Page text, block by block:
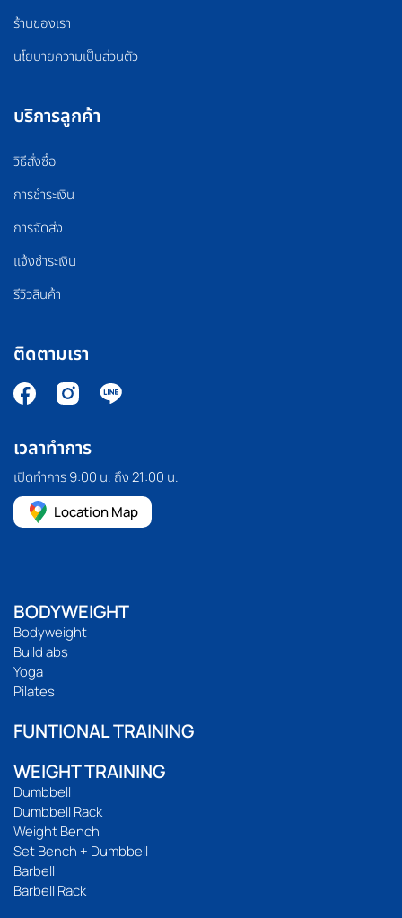
ร้านของเรา
นโยบายความเป็นส่วนตัว
บริการลูกค้า
วิธีสั่งซื้อ
การชำระเงิน
การจัดส่ง
แจ้งชำระเงิน
รีวิวสินค้า
ติดตามเรา
เวลาทำการ
เปิดทำการ 9:00 น. ถึง 21:00 น.
Location Map
BODYWEIGHT
Bodyweight
Build abs
Yoga
Pilates
FUNTIONAL TRAINING
WEIGHT TRAINING
Dumbbell
Dumbbell Rack
Weight Bench
Set Bench + Dumbbell
Barbell
Barbell Rack